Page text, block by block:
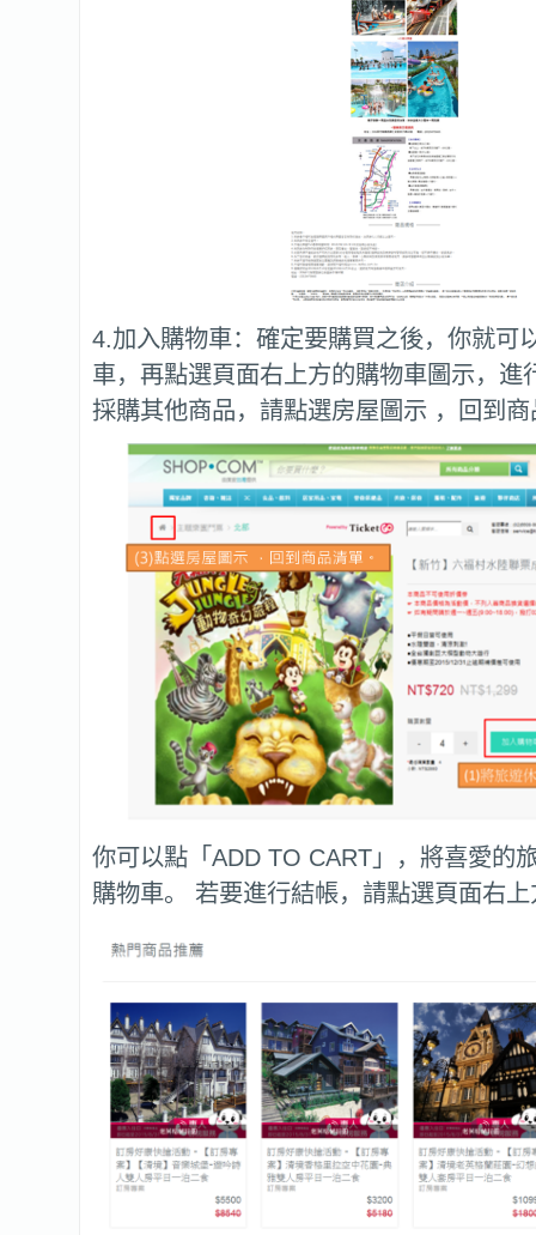
4.加入購物車：確定要購買之後，你就可
車，再點選頁面右上方的購物車圖示，進
採購其他商品，請點選房屋圖示 ，回到
你可以點「ADD TO CART」，將喜愛的
購物車。 若要進行結帳，請點選頁面右